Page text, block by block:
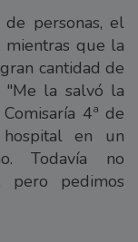
personas, el
mientras que la
cantidad de
"Me la salvó la
4ª de
en un
Todavía no
pero pedimos